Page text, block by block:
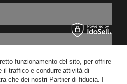
per le finalità e l'ambito di applicazione del servizio di Newsletter nel
funzionamento del sito, per offrire
il traffico e condurre attività di
che dei nostri Partner di fiducia. I